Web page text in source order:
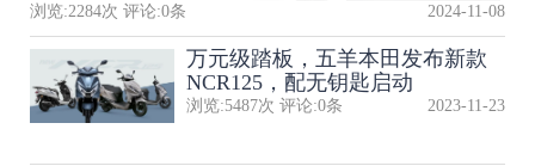
浏览:2284次 评论:0条 2024-11-08
万元级踏板，五羊本田发布新款
NCR125，配无钥匙启动
浏览:5487次 评论:0条 2023-11-23